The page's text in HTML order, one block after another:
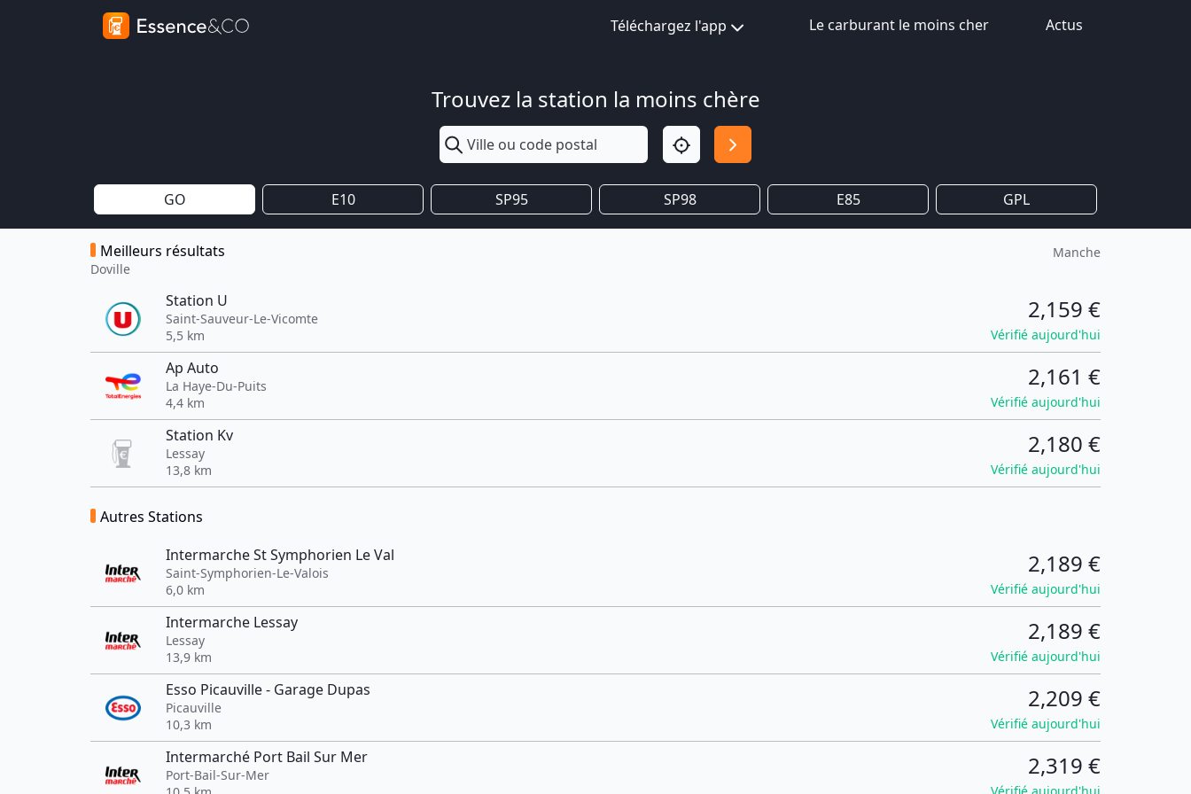
Téléchargez l'app Le carburant le moins cher Actus
Trouvez la station la moins chère
GO E10 SP95 SP98 E85 GPL
Meilleurs résultats
Doville
Manche
Station U
Saint-Sauveur-Le-Vicomte
5,5 km
2,159 €
Vérifié aujourd'hui
Ap Auto
La Haye-Du-Puits
4,4 km
2,161 €
Vérifié aujourd'hui
Station Kv
Lessay
13,8 km
2,180 €
Vérifié aujourd'hui
Autres Stations
Intermarche St Symphorien Le Val
Saint-Symphorien-Le-Valois
6,0 km
2,189 €
Vérifié aujourd'hui
Intermarche Lessay
Lessay
13,9 km
2,189 €
Vérifié aujourd'hui
Esso Picauville - Garage Dupas
Picauville
10,3 km
2,209 €
Vérifié aujourd'hui
Intermarché Port Bail Sur Mer
Port-Bail-Sur-Mer
2,319 €